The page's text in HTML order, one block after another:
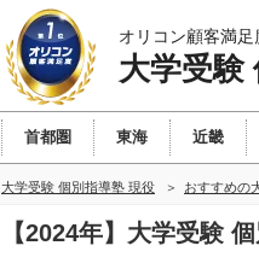
オリコン顧客満
大学受験
首都圏 東海 近畿
大学受験 個別指導塾 現役 おすすめの
【2024年】大学受験